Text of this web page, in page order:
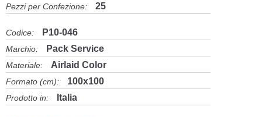
Pezzi per Confezione: 25
Codice: P10-046
Marchio: Pack Service
Materiale: Airlaid Color
Formato (cm): 100x100
Prodotto in: Italia